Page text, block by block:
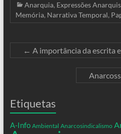
Anarquia, Expressões
Memória, Narrativa Temporal,
← A importância da escrita
Etiquetas
A-Info Ambiental Anarcosindicalismo